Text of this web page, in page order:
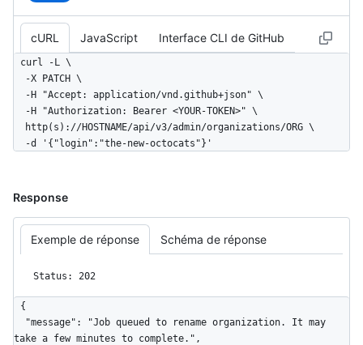
cURL JavaScript Interface CLI de GitHub
curl -L \
  -d '{"login":"the-new-octocats"}'
Response
Exemple de réponse Schéma de réponse
Status: 202
{
take a few minutes to complete.",